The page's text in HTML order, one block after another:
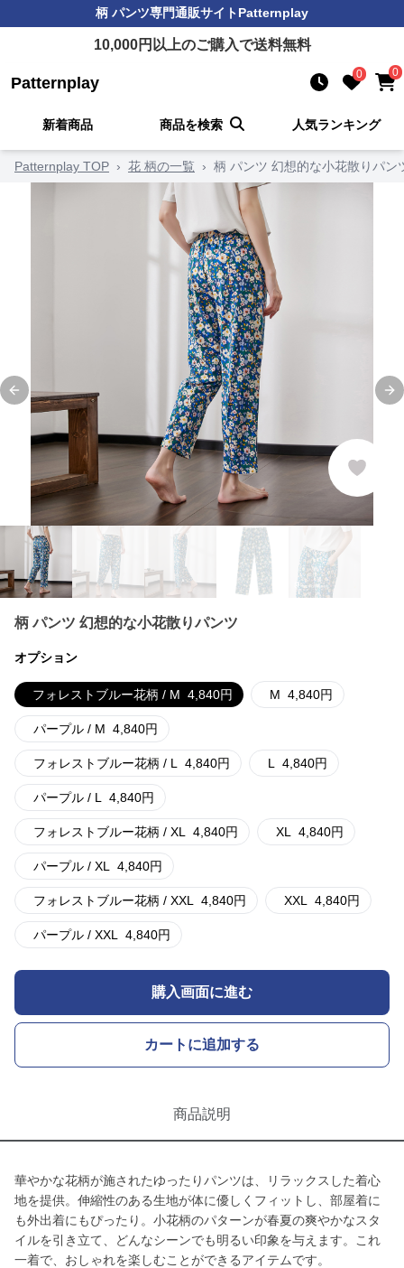
柄 パンツ専門通販サイトPatternplay
10,000円以上のご購入で送料無料
Patternplay 0 0
新着商品 商品を検索 人気ランキング
Patternplay TOP › 花 柄の一覧 › 柄 パンツ 幻想的な小花散りパン
Previous slide
柄 パンツ 幻想的な小花散りパンツ
オプション
フォレストブルー花柄 / M 4,840円 M 4,840円
パープル / M 4,840円
フォレストブルー花柄 / L 4,840円 L 4,840円
パープル / L 4,840円
フォレストブルー花柄 / XL 4,840円 XL 4,840円
パープル / XL 4,840円
フォレストブルー花柄 / XXL 4,840円 XXL 4,840円
パープル / XXL 4,840円
購入画面に進む
カートに追加する
商品説明
華やかな花柄が施されたゆったりパンツは、リラックスした着心
地を提供。伸縮性のある生地が体に優しくフィットし、部屋着に
も外出着にもぴったり。小花柄のパターンが春夏の爽やかなスタ
イルを引き立て、どんなシーンでも明るい印象を与えます。これ
一着で、おしゃれを楽しむことができるアイテムです。